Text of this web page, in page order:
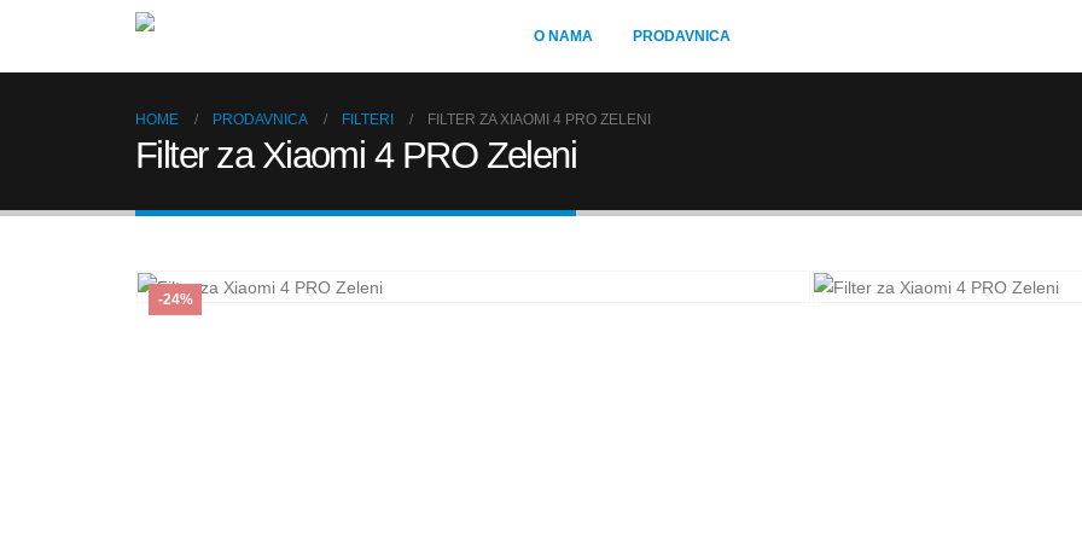
O NAMA PRODAVNICA
HOME PRODAVNICA FILTERI FILTER ZA XIAOMI 4 PRO ZELENI
Filter za Xiaomi 4 PRO Zeleni
-24%